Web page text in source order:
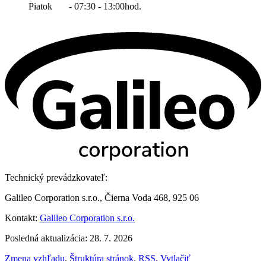
Piatok - 07:30 - 13:00hod.
Technický prevádzkovateľ:
Galileo Corporation s.r.o., Čierna Voda 468, 925 06
Kontakt: Galileo Corporation s.r.o.
Posledná aktualizácia: 28. 7. 2026
Zmena vzhľadu, Štruktúra stránok, RSS, Vytlačiť